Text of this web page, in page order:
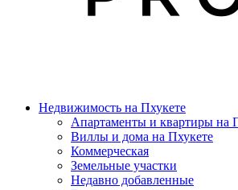
Недвижимость на Пхукете
Апартаменты и квартиры на
Виллы и дома на Пхукете
Коммерческая
Земельные участки
Недавно добавленные